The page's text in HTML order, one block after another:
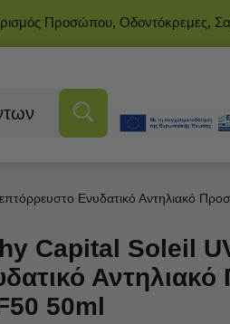
Προσώπου, Οδοντόκρεμες,
Ενυδατικό Αντηλιακό
Capital Soleil
50ml